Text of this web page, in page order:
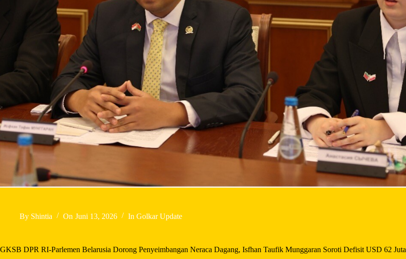
By Shintia On Juni 13, 2026 In Golkar Update
GKSB DPR RI-Parlemen Belarusia Dorong Penyeimbangan Neraca Dagang, Isfhan Taufik Munggaran Soroti Defisit USD 62 Juta